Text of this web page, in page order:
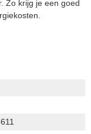
Zo krijg je een goed